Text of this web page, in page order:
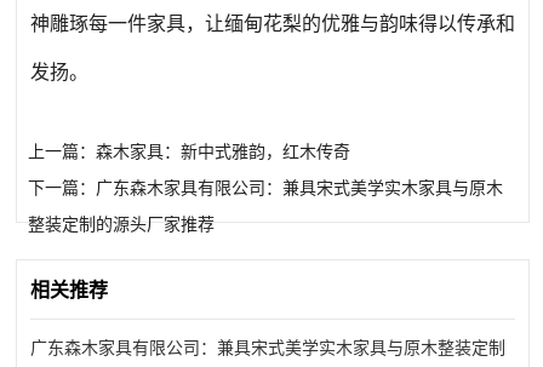
神雕琢每一件家具，让缅甸花梨的优雅与韵味得以传承和
发扬。
上一篇：森木家具：新中式雅韵，红木传奇
下一篇：广东森木家具有限公司：兼具宋式美学实木家具与原木
整装定制的源头厂家推荐
相关推荐
广东森木家具有限公司：兼具宋式美学实木家具与原木整装定制